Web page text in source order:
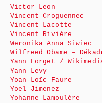
Victor Leon
Vincent Croguennec
Vincent Lacotte
Vincent Rivière
Weronika Anna Siwiec
Wilfreed Obame –
Yann Forget / Wikimedia
Yann Levy
Yoan-Loïc Faure
Yoel Jimenez
Yohanne Lamoulère